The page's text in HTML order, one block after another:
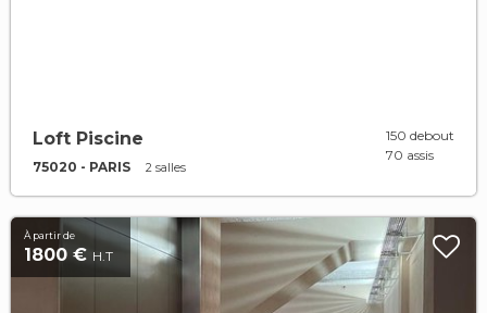
Loft Piscine
75020 - PARIS 2 salles
150 debout
70 assis
À partir de
1800 € H.T